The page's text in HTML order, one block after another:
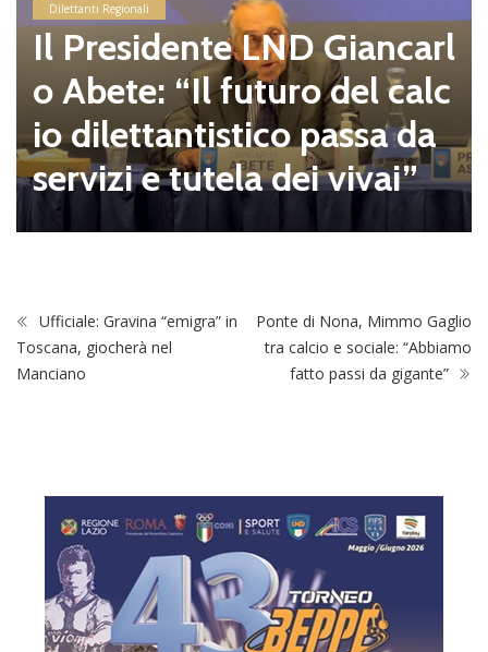
Dilettanti Regionali
Il Presidente LND Giancarl
o Abete: “Il futuro del calc
io dilettantistico passa da
servizi e tutela dei vivai”
Ufficiale: Gravina “emigra” in
Toscana, giocherà nel
Manciano
Ponte di Nona, Mimmo Gaglio
tra calcio e sociale: “Abbiamo
fatto passi da gigante”